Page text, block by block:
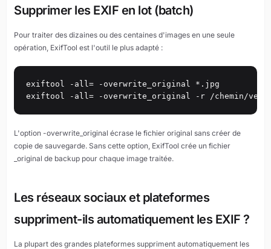
Supprimer les EXIF en lot (batch)
Pour traiter des dizaines ou des centaines d'images en une seule
opération, ExifTool est l'outil le plus adapté :
exiftool -all= -overwrite_original *.jpg
exiftool -all= -overwrite_original -r /chemin/
L'option -overwrite_original écrase le fichier original sans créer de
copie de sauvegarde. Sans cette option, ExifTool crée un fichier
_original de backup pour chaque image traitée.
Les réseaux sociaux et plateformes
suppriment-ils automatiquement les EXIF ?
La plupart des grandes plateformes suppriment automatiquement les